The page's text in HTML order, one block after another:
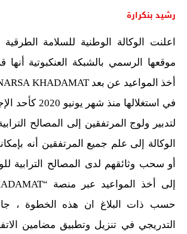
رشيد بنكرارة
اعلنت الوكالة الوطنية للسلامة
موقعها الرسمي بالشبكة العنكبوتية
في استغلالها منذ
لتدبير ولوج المرتفقين إلى المصالح
الوكالة إلى علم جميع المرتفقين أنه
أو سحب وثائقهم لدى المصالح الترابية
حسب ذات البلاغ ان هذه الخطوة ،
التدريجي في تنزيل وتطبيق مضامين